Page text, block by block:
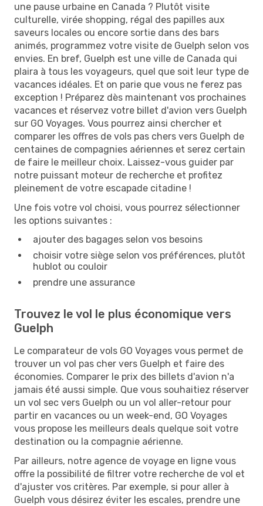
une pause urbaine en Canada ? Plutôt visite
culturelle, virée shopping, régal des papilles aux
saveurs locales ou encore sortie dans des bars
animés, programmez votre visite de Guelph selon vos
envies. En bref, Guelph est une ville de Canada qui
plaira à tous les voyageurs, quel que soit leur type de
vacances idéales. Et on parie que vous ne ferez pas
exception ! Préparez dès maintenant vos prochaines
vacances et réservez votre billet d'avion vers Guelph
sur GO Voyages. Vous pourrez ainsi chercher et
comparer les offres de vols pas chers vers Guelph de
centaines de compagnies aériennes et serez certain
de faire le meilleur choix. Laissez-vous guider par
notre puissant moteur de recherche et profitez
pleinement de votre escapade citadine !
Une fois votre vol choisi, vous pourrez sélectionner
les options suivantes :
ajouter des bagages selon vos besoins
choisir votre siège selon vos préférences, plutôt
hublot ou couloir
prendre une assurance
Trouvez le vol le plus économique vers
Guelph
Le comparateur de vols GO Voyages vous permet de
trouver un vol pas cher vers Guelph et faire des
économies. Comparer le prix des billets d'avion n'a
jamais été aussi simple. Que vous souhaitiez réserver
un vol sec vers Guelph ou un vol aller-retour pour
partir en vacances ou un week-end, GO Voyages
vous propose les meilleurs deals quelque soit votre
destination ou la compagnie aérienne.
Par ailleurs, notre agence de voyage en ligne vous
offre la possibilité de filtrer votre recherche de vol et
d'ajuster vos critères. Par exemple, si pour aller à
Guelph vous désirez éviter les escales, prendre une